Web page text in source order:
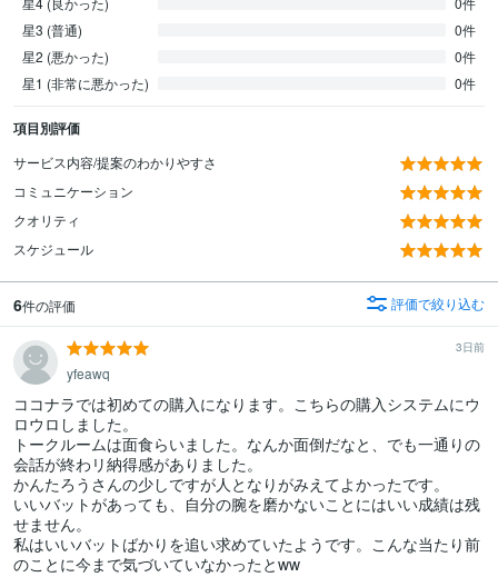
星3 (普通)
0件
星2 (悪かった)
0件
星1 (非常に悪かった)
0件
項目別評価
サービス内容/提案のわかりやすさ
コミュニケーション
クオリティ
スケジュール
6件の評価 評価で絞り込む
3日前
yfeawq
ココナラでは初めての購入になります。こちらの購入システムにウ
ロウロしました。
トークルームは面食らいました。なんか面倒だなと、でも一通りの
会話が終わリ納得感がありました。
かんたろうさんの少しですが人となりがみえてよかったです。
いいバットがあっても、自分の腕を磨かないことにはいい成績は残
せません。
私はいいバットばかりを追い求めていたようです。こんな当たり前
のことに今まで気づいていなかったとww